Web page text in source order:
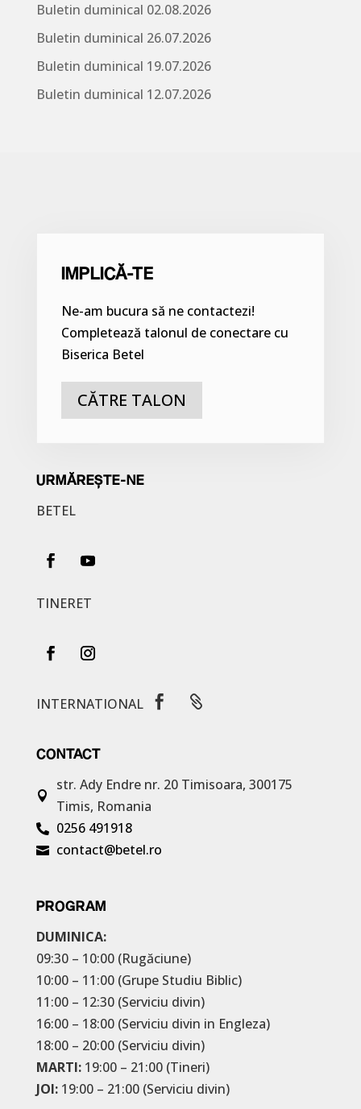
Buletin duminical 02.08.2026
Buletin duminical 26.07.2026
Buletin duminical 19.07.2026
Buletin duminical 12.07.2026
IMPLICĂ-TE
Ne-am bucura să ne contactezi!
Completează talonul de conectare cu
Biserica Betel
CĂTRE TALON
URMĂREȘTE-NE
BETEL
TINERET
INTERNATIONAL  
CONTACT

str. Ady Endre nr. 20 Timisoara, 300175
Timis, Romania
 0256 491918
 contact@betel.ro
PROGRAM
DUMINICA:
09:30 – 10:00 (Rugăciune)
10:00 – 11:00 (Grupe Studiu Biblic)
11:00 – 12:30 (Serviciu divin)
16:00 – 18:00 (Serviciu divin in Engleza)
18:00 – 20:00 (Serviciu divin)
MARTI: 19:00 – 21:00 (Tineri)
JOI: 19:00 – 21:00 (Serviciu divin)